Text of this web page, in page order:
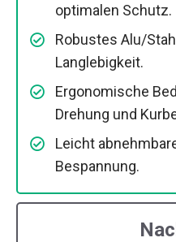
optimalen Schutz.
Robustes Alu/
Langlebigkeit.
Ergonomische
Drehung und
Leicht
Bespannung.